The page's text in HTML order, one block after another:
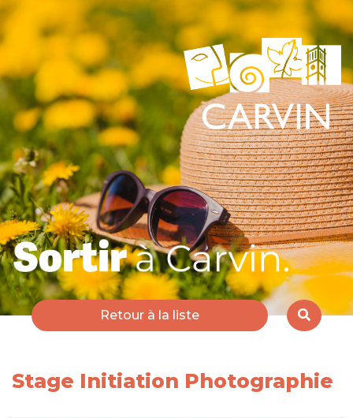
Retour à la liste
Stage Initiation Photographie